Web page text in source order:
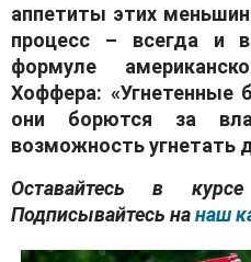
аппетиты этих
процесс – всегда и
формуле
Хоффера: «Угнетенные
они борются за
возможность угнетать
Оставайтесь в
Подписывайтесь нанаш